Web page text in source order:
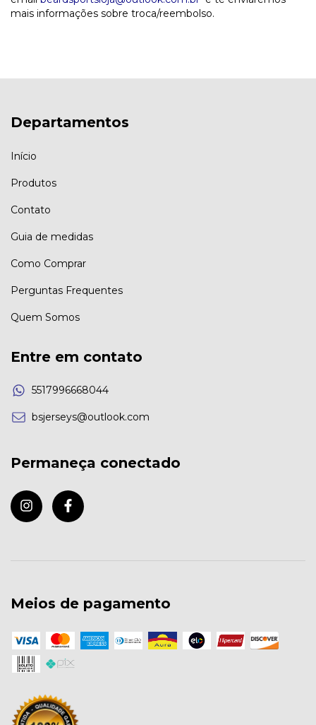
mais informações sobre troca/reembolso.
Departamentos
Início
Produtos
Contato
Guia de medidas
Como Comprar
Perguntas Frequentes
Quem Somos
Entre em contato
5517996668044
bsjerseys@outlook.com
Permaneça conectado
Meios de pagamento